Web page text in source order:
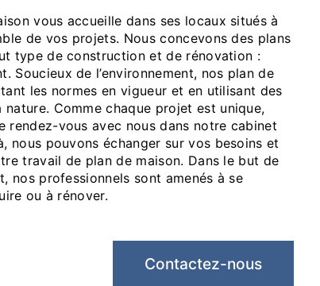
de vos projets. Nous concevons des plans
type de construction et de rénovation :
Soucieux de l’environnement, nos plan de
les normes en vigueur et en utilisant des
Comme chaque projet est unique,
rendez-vous avec nous dans notre cabinet
nous pouvons échanger sur vos besoins et
travail de plan de maison. Dans le but de
nos professionnels sont amenés à se
ou à rénover.
Contactez-nous